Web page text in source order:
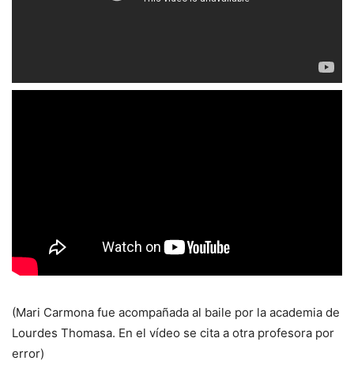
(Mari Carmona fue acompañada al baile por la academia de
Lourdes Thomasa. En el vídeo se cita a otra profesora por
error)